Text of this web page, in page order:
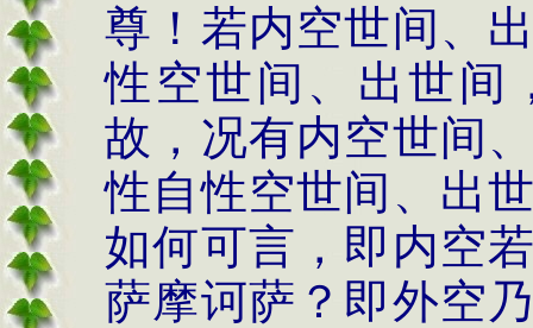
尊！若内空世间、
性空世间、出世间
故，况有内空世间
性自性空世间、出
如何可言，即内空
萨摩诃萨？即外空